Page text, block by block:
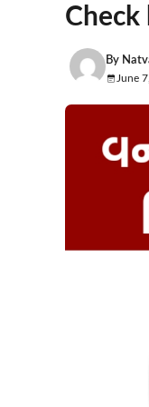
Check
By
June